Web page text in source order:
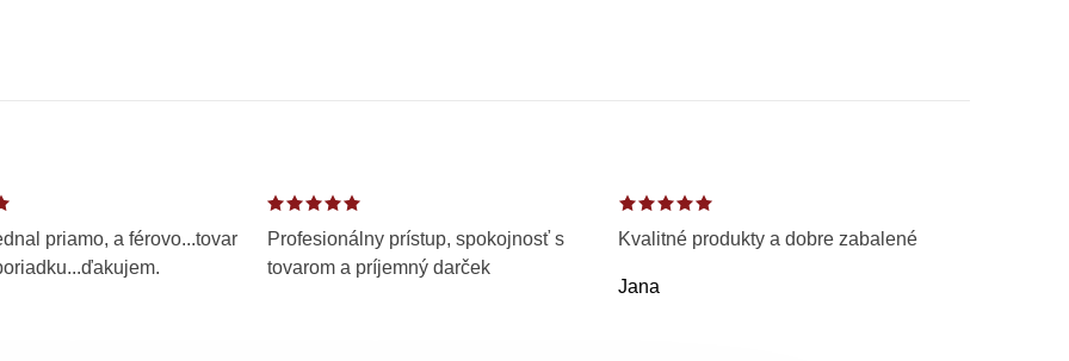
priamo, a férovo...tovar
Profesionálny prístup, spokojnosť s
tovarom a príjemný darček
Kvalitné produkty a dobre zabalené
Jana